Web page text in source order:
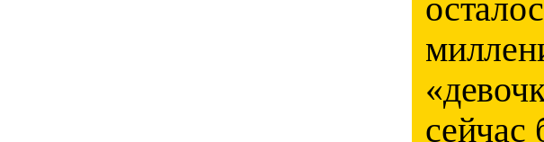
сейчас